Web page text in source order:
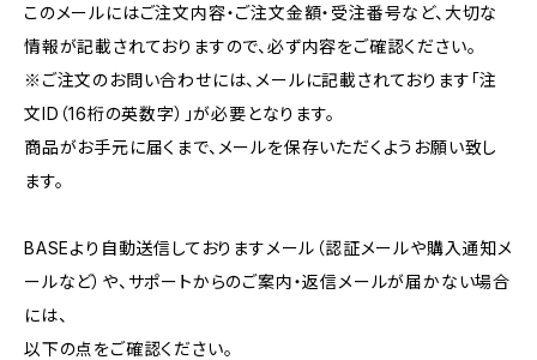
このメールにはご注文内容・ご注文金額・受注番号など、大切な
情報が記載されておりますので、必ず内容をご確認ください。
※ご注文のお問い合わせには、メールに記載されております「注
文ID（16桁の英数字）」が必要となります。
商品がお手元に届くまで、メールを保存いただくようお願い致し
ます。
BASEより自動送信しておりますメール（認証メールや購入通知メ
ールなど）や、サポートからのご案内・返信メールが届かない場合
には、
以下の点をご確認ください。